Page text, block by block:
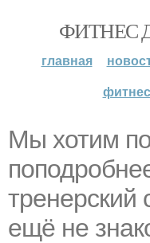
ФИТНЕС
главная
Мы хотим
тренерский
ещё не